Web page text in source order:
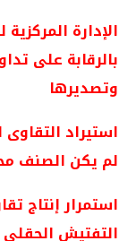
الإدارة
بالرقابة على
وتصديرها
استيراد
لم يكن الصنف
استمرار إنتاج
التفتيش الحقلى